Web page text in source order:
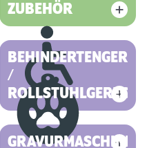
ZUBEHÖR
/
ROLLSTUHLGERECHT
GRAVURMASCHINE